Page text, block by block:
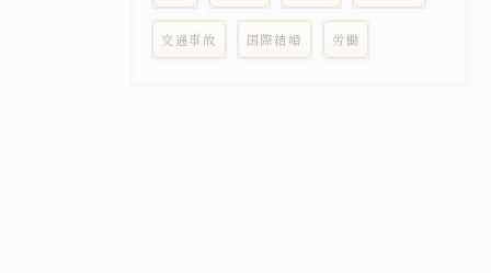
交通事故 国際結婚 労働